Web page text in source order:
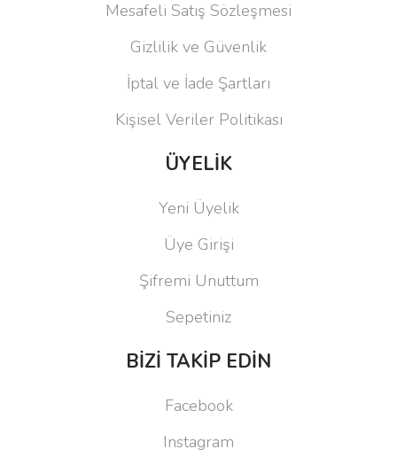
Mesafeli Satış Sözleşmesi
Gizlilik ve Güvenlik
İptal ve İade Şartları
Kişisel Veriler Politikası
ÜYELİK
Yeni Üyelik
Üye Girişi
Şifremi Unuttum
Sepetiniz
BİZİ TAKİP EDİN
Facebook
Instagram